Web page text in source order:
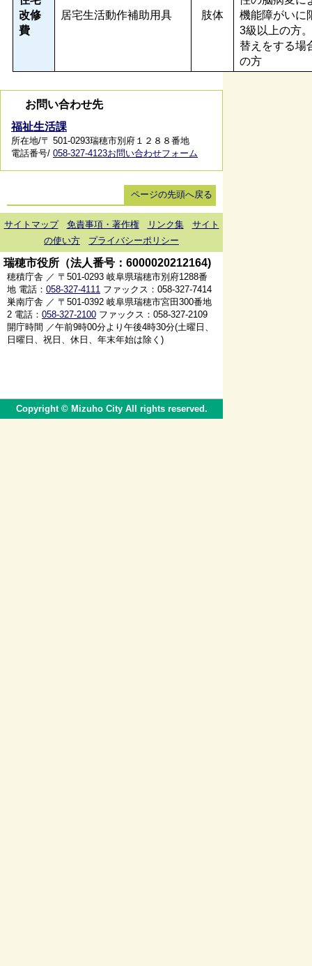
改修
費
居宅生活動作補助用具 肢体
機能障がいに
3級以上の方
替えをする場
の方
お問い合わせ先
福祉生活課
所在地/〒 501-0293瑞穂市別府１２８８番地
電話番号/ 058-327-4123お問い合わせフォーム
ページの先頭へ戻る
サイトマップ 免責事項・著作権 リンク集
サイト
の使い方
プライバシーポリシー
瑞穂市役所（法人番号：6000020212164)
穂積庁舎 ／ 〒501-0293 岐阜県瑞穂市別府1288番
地 電話： 058-327-4111 ファックス：058-327-7414
巣南庁舎 ／ 〒501-0392 岐阜県瑞穂市宮田300番地
2 電話： 058-327-2100 ファックス：058-327-2109
開庁時間 ／午前9時00分より午後4時30分(土曜日、
日曜日、祝日、休日、年末年始は除く)
Copyright © Mizuho City All rights reserved.